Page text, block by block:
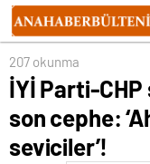
207 okunma
İYİ Parti-CHP
son cephe:
seviciler’!
alındı